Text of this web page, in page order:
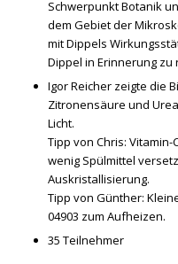
Schwerpunkt Botanik
dem Gebiet der
mit Dippels
Dippel in Erinnerung zu
Igor Reicher zeigte die
Zitronensäure und
Licht.
Tipp von Chris:
wenig Spülmittel
Auskristallisierung.
Tipp von Günther:
04903 zum Aufheizen.
35 Teilnehmer